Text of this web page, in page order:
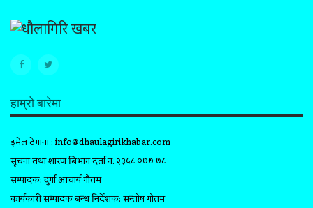
हाम्रो बारेमा
इमेल ठेगाना :info@dhaulagirikhabar.com
सूचना तथा प्रशारण बिभाग दर्ता न. २३५८ ०७७ ७८
सम्पादक: दुर्गा आचार्य गौतम
कार्यकारी सम्पादक प्रबन्ध निर्देशक: सन्तोष गौतम